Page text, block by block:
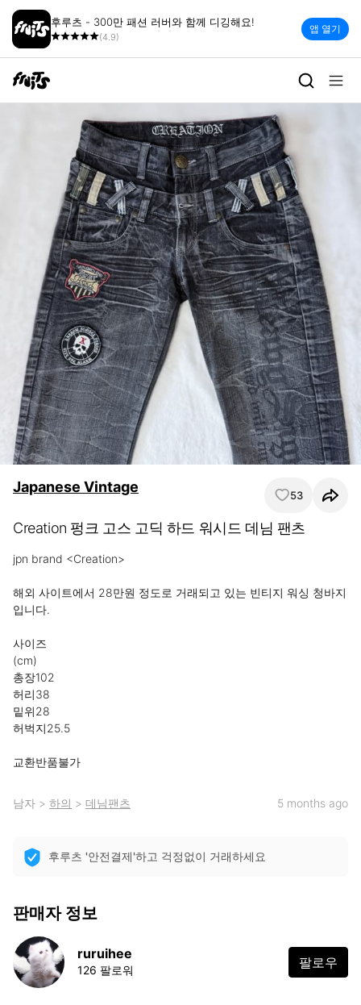
후루츠 - 300만 패션 러버와 함께 디깅해요!
(4.9)
앱 열기
Japanese Vintage 53
Creation 펑크 고스 고딕 하드 워시드 데님 팬츠
jpn brand <Creation>
해외 사이트에서 28만원 정도로 거래되고 있는 빈티지 워싱 청바지
입니다.
사이즈
(cm)
총장102
허리38
밑위28
허벅지25.5
교환반품불가
남자 > 하의 > 데님팬츠 5 months ago
후루츠 '안전결제'하고 걱정없이 거래하세요
판매자 정보
ruruihee
126 팔로워 팔로우